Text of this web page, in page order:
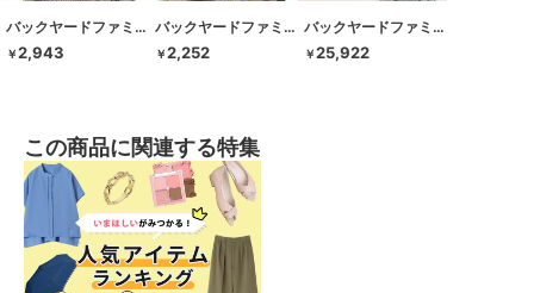
バックヤードファミリー
￥2,943
バックヤードファミリー
￥2,252
バックヤードファミリー
￥25,922
この商品に関連する特集